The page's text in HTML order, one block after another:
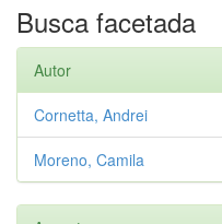
Busca facetada
Autor
Cornetta, Andrei
Moreno, Camila